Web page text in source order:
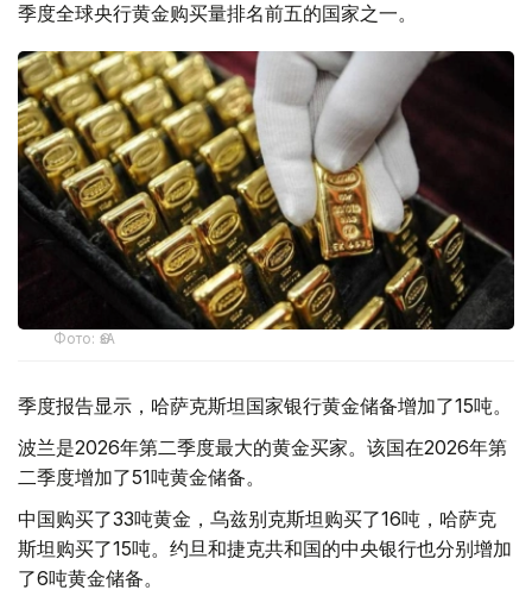
季度全球央行黄金购买量排名前五的国家之一。
Фото: ӨзА
季度报告显示，哈萨克斯坦国家银行黄金储备增加了15吨。
波兰是2026年第二季度最大的黄金买家。该国在2026年第
二季度增加了51吨黄金储备。
中国购买了33吨黄金，乌兹别克斯坦购买了16吨，哈萨克
斯坦购买了15吨。约旦和捷克共和国的中央银行也分别增加
了6吨黄金储备。